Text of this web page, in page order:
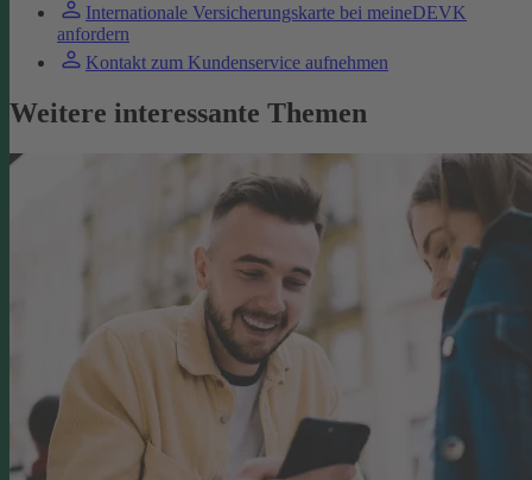
Internationale Versicherungskarte bei meineDEVK
anfordern
Kontakt zum Kundenservice aufnehmen
Weitere interessante Themen